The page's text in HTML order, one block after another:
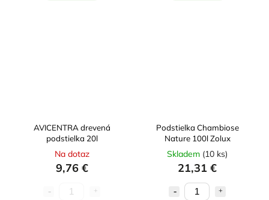
AVICENTRA drevená
podstielka 20l
Na dotaz
9,76 €
Podstielka Chambiose
Nature 100l Zolux
Skladem (10 ks)
21,31 €